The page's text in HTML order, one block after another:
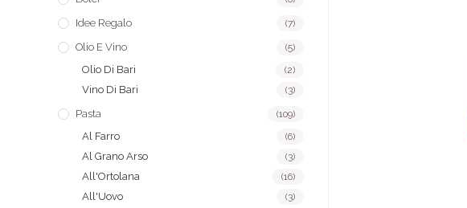
Idee Regalo (7)
Olio E Vino (5)
Olio Di Bari (2)
Vino Di Bari (3)
Pasta (109)
Al Farro (6)
Al Grano Arso (3)
All'Ortolana (16)
All'Uovo (3)